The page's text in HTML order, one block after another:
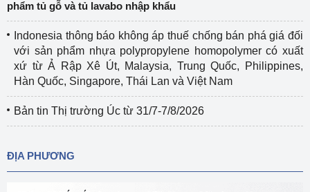
phẩm tủ gỗ và tủ lavabo nhập khẩu
Indonesia thông báo không áp thuế chống bán phá giá đối
với sản phẩm nhựa polypropylene homopolymer có xuất
xứ từ Ả Rập Xê Út, Malaysia, Trung Quốc, Philippines,
Hàn Quốc, Singapore, Thái Lan và Việt Nam
Bản tin Thị trường Úc từ 31/7-7/8/2026
ĐỊA PHƯƠNG